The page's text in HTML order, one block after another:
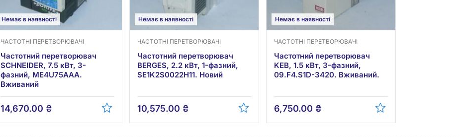
Немає в наявності
ЧАСТОТНІ ПЕРЕТВОРЮВАЧІ
Частотний перетворювач
SCHNEIDER, 7.5 кВт, 3-
фазний, ME4U75AAA.
Вживаний
14,670.00 ₴
Немає в наявності
ЧАСТОТНІ ПЕРЕТВОРЮВАЧІ
Частотний перетворювач
BERGES, 2.2 кВт, 1-фазний,
SE1K2S0022H11. Новий
10,575.00 ₴
Немає в наявності
ЧАСТОТНІ ПЕРЕТВОРЮВАЧІ
Частотний перетворювач
KEB, 1.5 кВт, 3-фазний,
09.F4.S1D-3420. Вживаний.
6,750.00 ₴